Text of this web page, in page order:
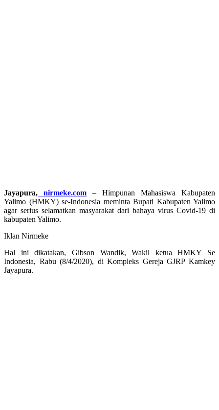
Jayapura, nirmeke.com – Himpunan Mahasiswa Kabupaten
Yalimo (HMKY) se-Indonesia meminta Bupati Kabupaten Yalimo
agar serius selamatkan masyarakat dari bahaya virus Covid-19 di
kabupaten Yalimo.
Iklan Nirmeke
Hal ini dikatakan, Gibson Wandik, Wakil ketua HMKY Se
Indonesia, Rabu (8/4/2020), di Kompleks Gereja GJRP Kamkey
Jayapura.